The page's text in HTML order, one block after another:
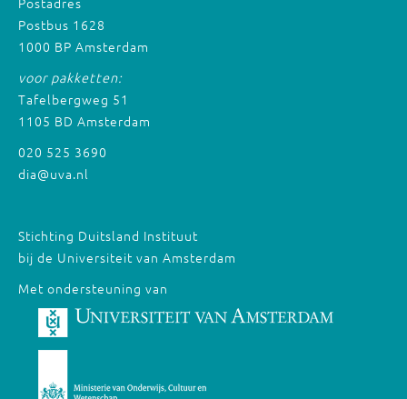
Postbus 1628
1000 BP Amsterdam
voor pakketten:
Tafelbergweg 51
1105 BD Amsterdam
020 525 3690
dia@uva.nl
Stichting Duitsland Instituut
bij de Universiteit van Amsterdam
Met ondersteuning van